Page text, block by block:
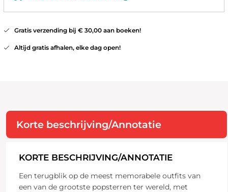
Gratis verzending bij € 30,00 aan boeken!
Altijd gratis afhalen, elke dag open!
Korte beschrijving/Annotatie
KORTE BESCHRIJVING/ANNOTATIE
Een terugblik op de meest memorabele outfits van
een van de grootste popsterren ter wereld, met